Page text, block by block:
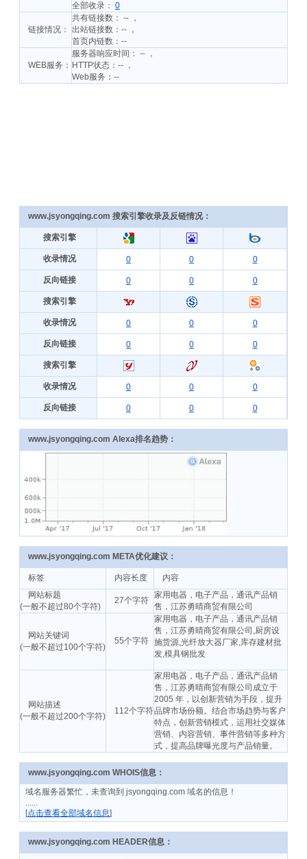
全部收录： 0
链接情况：
共有链接数： -- ，
出站链接数：-- ，
首页内链数：--
WEB服务：
服务器响应时间： -- ，
HTTP状态：-- ，
Web服务：--
www.jsyongqing.com 搜索引擎收录及反链情况：
搜索引擎
收录情况 0 0 0
反向链接 0 0 0
搜索引擎
收录情况 0 0 0
反向链接 0 0 0
搜索引擎
收录情况 0 0 0
反向链接 0 0 0
www.jsyongqing.com Alexa排名趋势：
www.jsyongqing.com META优化建议：
标签 内容长度
内容
网站标题
(一般不超过80个字符)
27个字符
家用电器，电子产品，通讯产品销
售，江苏勇晴商贸有限公司
网站关键词
(一般不超过100个字符)
55个字符
家用电器，电子产品，通讯产品销
售，江苏勇晴商贸有限公司,厨房设
施货源,光纤放大器厂家,库存建材批
发,模具钢批发
网站描述
(一般不超过200个字符)
112个字符
家用电器，电子产品，通讯产品销
售，江苏勇晴商贸有限公司成立于
2005 年，以创新营销为手段，提升
品牌市场份额。结合市场趋势与客户
特点，创新营销模式，运用社交媒体
营销、内容营销、事件营销等多种方
式，提高品牌曝光度与产品销量。
www.jsyongqing.com WHOIS信息：
域名服务器繁忙，未查询到 jsyongqing.com 域名的信息！
......
[点击查看全部域名信息]
www.jsyongqing.com HEADER信息：